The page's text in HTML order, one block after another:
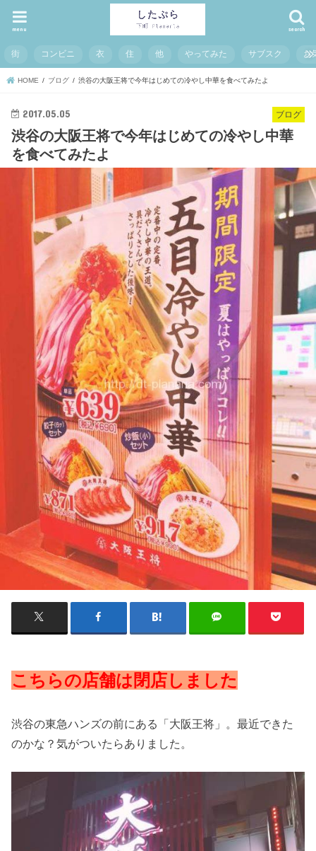
search
menu
街 コンビニ 衣 住 他 やってみた サブスク お
HOME ブログ 渋谷の大阪王将で今年はじめての冷やし中華を食べてみたよ
ブログ
2017.05.05
渋谷の大阪王将で今年はじめての冷やし中華
を食べてみたよ
こちらの店舗は閉店しました
渋谷の東急ハンズの前にある「大阪王将」。最近できた
のかな？気がついたらありました。